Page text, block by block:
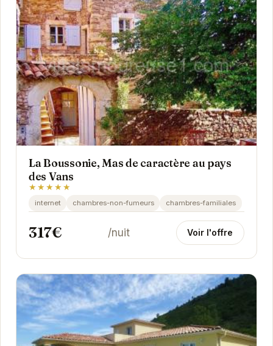
La Boussonie, Mas de caractère au pays
des Vans
★★★★★
internet chambres-non-fumeurs chambres-familiales
317€ /nuit Voir l'offre